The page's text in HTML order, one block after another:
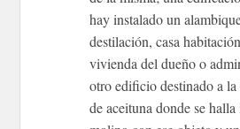
hay instalado un
destilación, casa
vivienda del dueño o
otro edificio destinado a
de aceituna donde se